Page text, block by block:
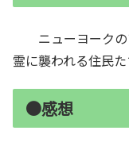
ニューヨークの
霊に襲われる住民た
●感想